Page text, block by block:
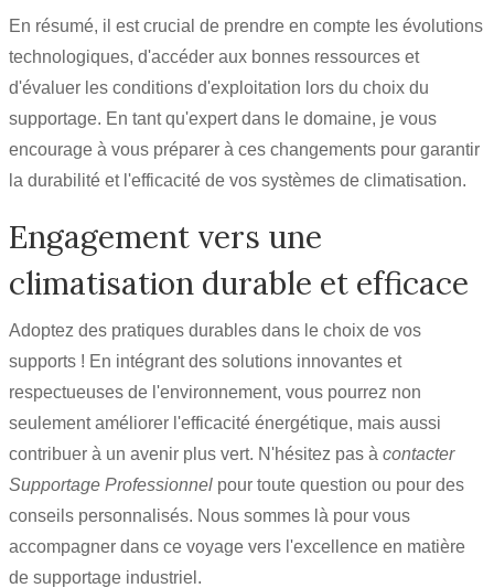
En résumé, il est crucial de prendre en compte les évolutions
technologiques, d'accéder aux bonnes ressources et
d'évaluer les conditions d'exploitation lors du choix du
supportage. En tant qu'expert dans le domaine, je vous
encourage à vous préparer à ces changements pour garantir
la durabilité et l'efficacité de vos systèmes de climatisation.
Engagement vers une
climatisation durable et efficace
Adoptez des pratiques durables dans le choix de vos
supports ! En intégrant des solutions innovantes et
respectueuses de l'environnement, vous pourrez non
seulement améliorer l'efficacité énergétique, mais aussi
contribuer à un avenir plus vert. N'hésitez pas à contacter
Supportage Professionnel pour toute question ou pour des
conseils personnalisés. Nous sommes là pour vous
accompagner dans ce voyage vers l'excellence en matière
de supportage industriel.